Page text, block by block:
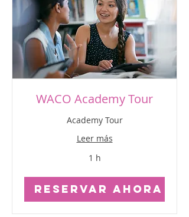
WACO Academy Tour
Academy Tour
Leer más
1 h
Reservar ahora